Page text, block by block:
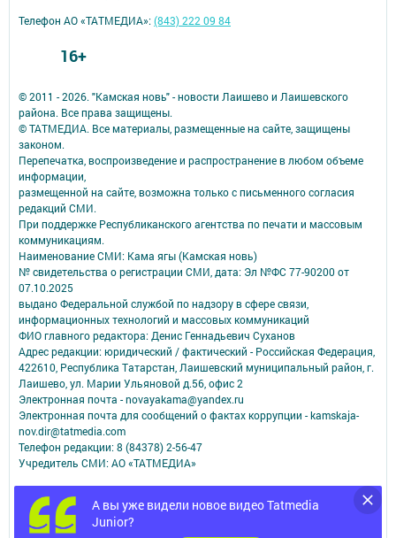
А вы уже видели новое видео Tatmedia
Junior?
© 2011 - 2026. "Камская новь" - новости Лаишево и Лаишевского
района. Все права защищены.
© ТАТМЕДИА. Все материалы, размещенные на сайте, защищены
законом.
Перепечатка, воспроизведение и распространение в любом объеме
информации,
размещенной на сайте, возможна только с письменного согласия
редакций СМИ.
При поддержке Республиканского агентства по печати и массовым
коммуникациям.
Наименование СМИ: Кама ягы (Камская новь)
№ свидетельства о регистрации СМИ, дата: Эл №ФC 77-90200 от
07.10.2025
выдано Федеральной службой по надзору в сфере связи,
информационных технологий и массовых коммуникаций
ФИО главного редактора: Денис Геннадьевич Суханов
Адрес редакции: юридический / фактический - Российская Федерация,
422610, Республика Татарстан, Лаишевский муниципальный район, г.
Лаишево, ул. Марии Ульяновой д.56, офис 2
Электронная почта - novayakama@yandex.ru
Электронная почта для сообщений о фактах коррупции - kamskaja-
nov.dir@tatmedia.com
Телефон редакции: 8 (84378) 2-56-47
Учредитель СМИ: АО «ТАТМЕДИА»
Антикоррупционная политика
АО «ТАТМЕДИА» использует «cookie»для персонализации сервисов и
удобства пользователей сайтом.
Телефон АО «ТАТМЕДИА»:(843) 222 09 84
16+